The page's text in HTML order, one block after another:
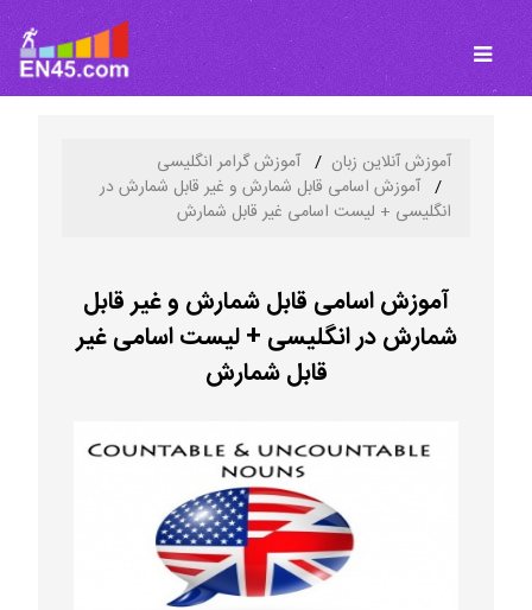
آموزش آنلاین زبان
آموزش گرامر انگلیسی
آموزش اسامی قابل شمارش و غیر قابل شمارش در
انگلیسی + لیست اسامی غیر قابل شمارش
آموزش اسامی قابل شمارش و غیر قابل
شمارش در انگلیسی + لیست اسامی غیر
قابل شمارش